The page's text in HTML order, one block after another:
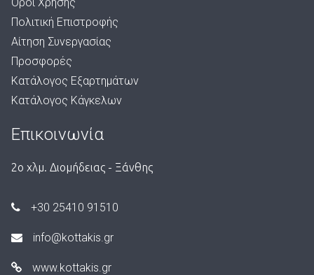
Πολιτική Επιστροφής
Αίτηση Συνεργασίας
Προσφορές
Κατάλογος Εξαρτημάτων
Κατάλογος Κάγκελων
Επικοινωνία
2ο χλμ. Διομήδειας - Ξάνθης
+30 25410 91510
info@kottakis.gr
www.kottakis.gr